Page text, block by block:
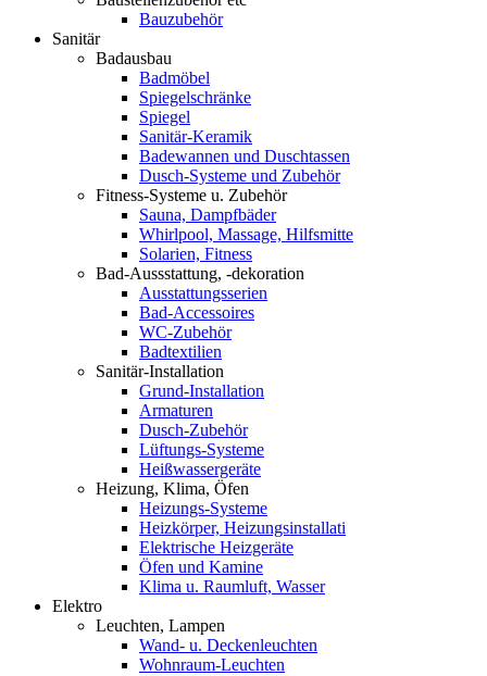
Bauzubehör
Sanitär
Badausbau
Badmöbel
Spiegelschränke
Spiegel
Sanitär-Keramik
Badewannen und Duschtassen
Dusch-Systeme und Zubehör
Fitness-Systeme u. Zubehör
Sauna, Dampfbäder
Whirlpool, Massage, Hilfsmitte
Solarien, Fitness
Bad-Aussstattung, -dekoration
Ausstattungsserien
Bad-Accessoires
WC-Zubehör
Badtextilien
Sanitär-Installation
Grund-Installation
Armaturen
Dusch-Zubehör
Lüftungs-Systeme
Heißwassergeräte
Heizung, Klima, Öfen
Heizungs-Systeme
Heizkörper, Heizungsinstallati
Elektrische Heizgeräte
Öfen und Kamine
Klima u. Raumluft, Wasser
Elektro
Leuchten, Lampen
Wand- u. Deckenleuchten
Wohnraum-Leuchten